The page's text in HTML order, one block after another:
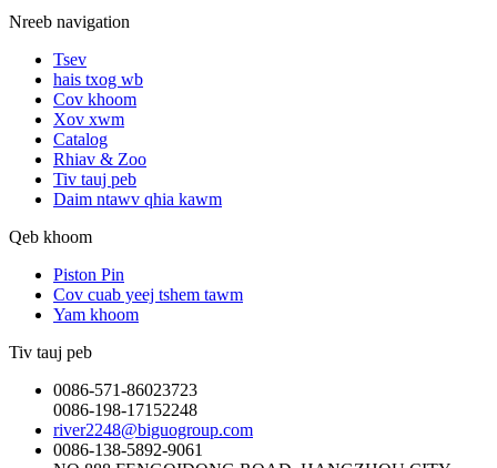
Nreeb navigation
Tsev
hais txog wb
Cov khoom
Xov xwm
Catalog
Rhiav & Zoo
Tiv tauj peb
Daim ntawv qhia kawm
Qeb khoom
Piston Pin
Cov cuab yeej tshem tawm
Yam khoom
Tiv tauj peb
0086-571-86023723
0086-198-17152248
river2248@biguogroup.com
0086-138-5892-9061